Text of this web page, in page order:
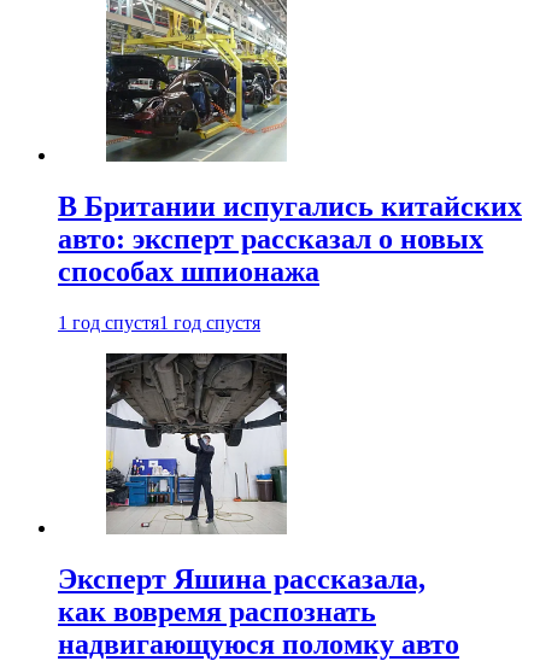
В Британии испугались китайских
авто: эксперт рассказал о новых
способах шпионажа
1 год спустя1 год спустя
Эксперт Яшина рассказала,
как вовремя распознать
надвигающуюся поломку авто